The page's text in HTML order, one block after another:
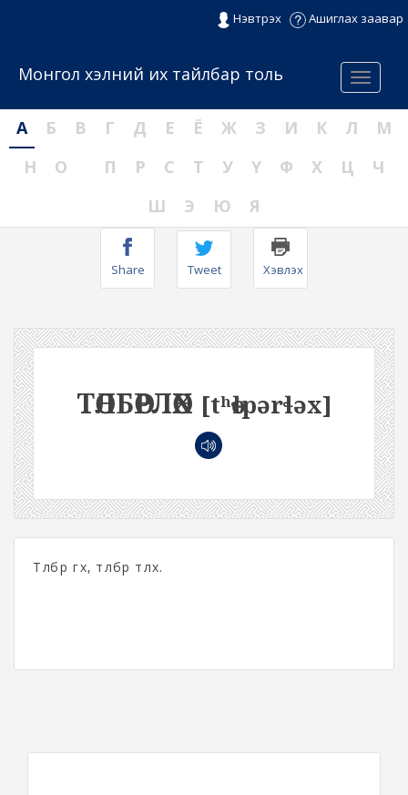
Нэвтрэх Ашиглах заавар
Menu
Монгол хэлний их тайлбар толь
А Б В Г Д Е Ё Ж З И К Л
М
Н
О П Р С Т У Ү Ф Х Ц
Ч
Ш
Э Ю Я
Share Tweet Хэвлэх
ТӨЛБӨРЛӨХ [tʰөɬpərɬəx]
Төлбөр өгөх, төлбөр төлөх.